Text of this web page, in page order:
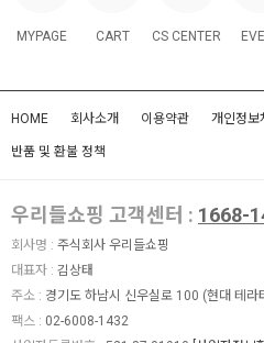
MYPAGE CART CS CENTER
HOME 회사소개 이용약관 개인정보
반품 및 환불 정책
우리들쇼핑 고객센터 : 1668-
회사명 : 주식회사 우리들쇼핑
대표자 : 김상태
주소 : 경기도 하남시 신우실로 100 (현대 테
팩스 : 02-6008-1432